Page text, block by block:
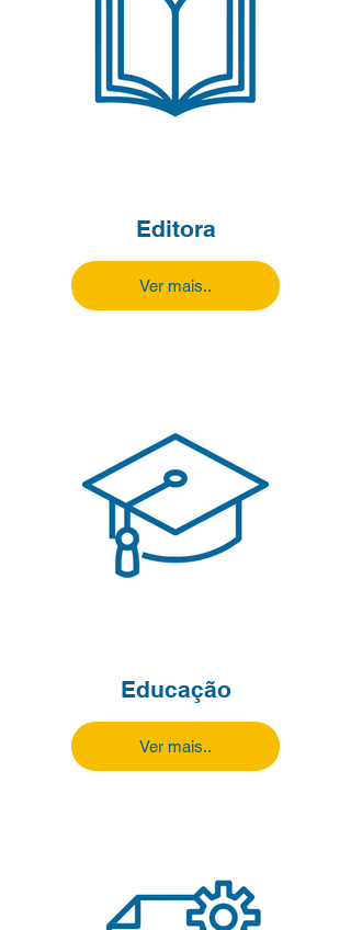
Editora
Ver mais..
Educação
Ver mais..